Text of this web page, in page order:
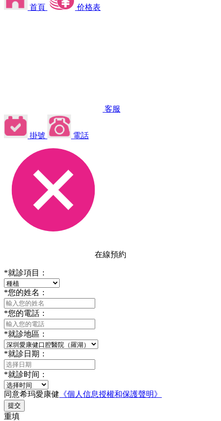
首頁 价格表
客服
掛號 電話
在線預約
*就診項目：
*您的姓名：
*您的電話：
*就診地區：
*就診日期：
*就診时间：
同意希玛愛康健 《個人信息授權和保護聲明》
提交
重填